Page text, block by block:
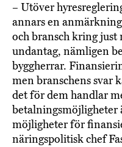
– Utöver
annars en
och bransch kring
undantag, nämligen
byggherrar.
men branschens svar
det för dem handlar
betalningsmöjligheter
möjligheter för
näringspolitisk chef